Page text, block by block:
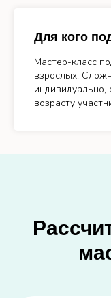
Для кого
Мастер-класс
взрослых.
возрасту